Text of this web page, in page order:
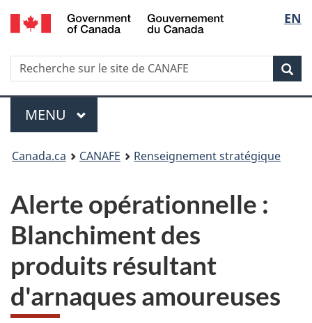
Passer
au
principal
Passer
à
sujet
du
gouvernement
Passer
à
version
HTML
simplifiée
de
la
EN
Recherche
Recherche
sur
le
site
Menu
MENU PRINCIPAL
Vous
ici
Canada.ca CANAFE Renseignement stratégique
Alerte opérationnelle :
Blanchiment des
produits résultant
d'arnaques amoureuses